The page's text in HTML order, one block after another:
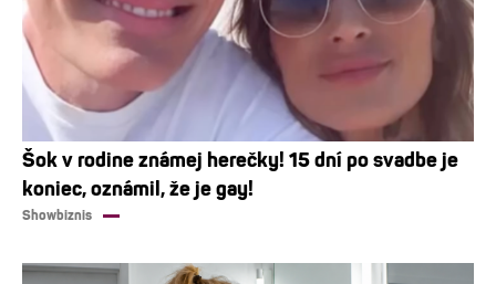
Šok v rodine známej herečky! 15 dní po svadbe je
koniec, oznámil, že je gay!
Showbiznis